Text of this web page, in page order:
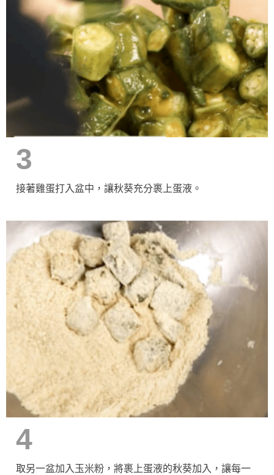
3
接著雞蛋打入盆中，讓秋葵充分裹上蛋液。
4
取另一盆加入玉米粉，將裹上蛋液的秋葵加入，讓每一